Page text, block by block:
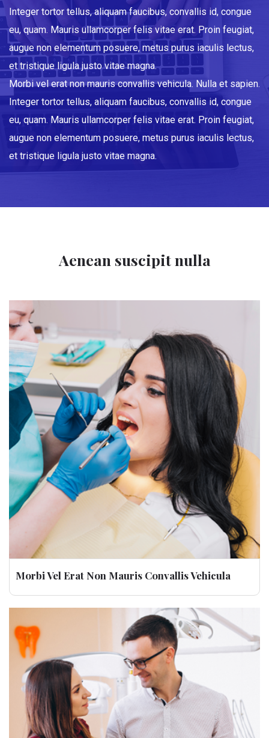
Integer tortor tellus, aliquam faucibus, convallis id, congue
eu, quam. Mauris ullamcorper felis vitae erat. Proin feugiat,
augue non elementum posuere, metus purus iaculis lectus,
et tristique ligula justo vitae magna.
Morbi vel erat non mauris convallis vehicula. Nulla et sapien.
Integer tortor tellus, aliquam faucibus, convallis id, congue
eu, quam. Mauris ullamcorper felis vitae erat. Proin feugiat,
augue non elementum posuere, metus purus iaculis lectus,
et tristique ligula justo vitae magna.
Aenean suscipit nulla
Morbi Vel Erat Non Mauris Convallis Vehicula